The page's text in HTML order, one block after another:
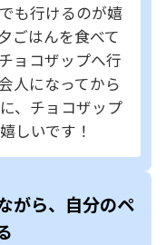
も行けるのが嬉
ごはんを食べて
ョコザップへ行
人になってから
、チョコザップ
しいです！
がら、自分のペ